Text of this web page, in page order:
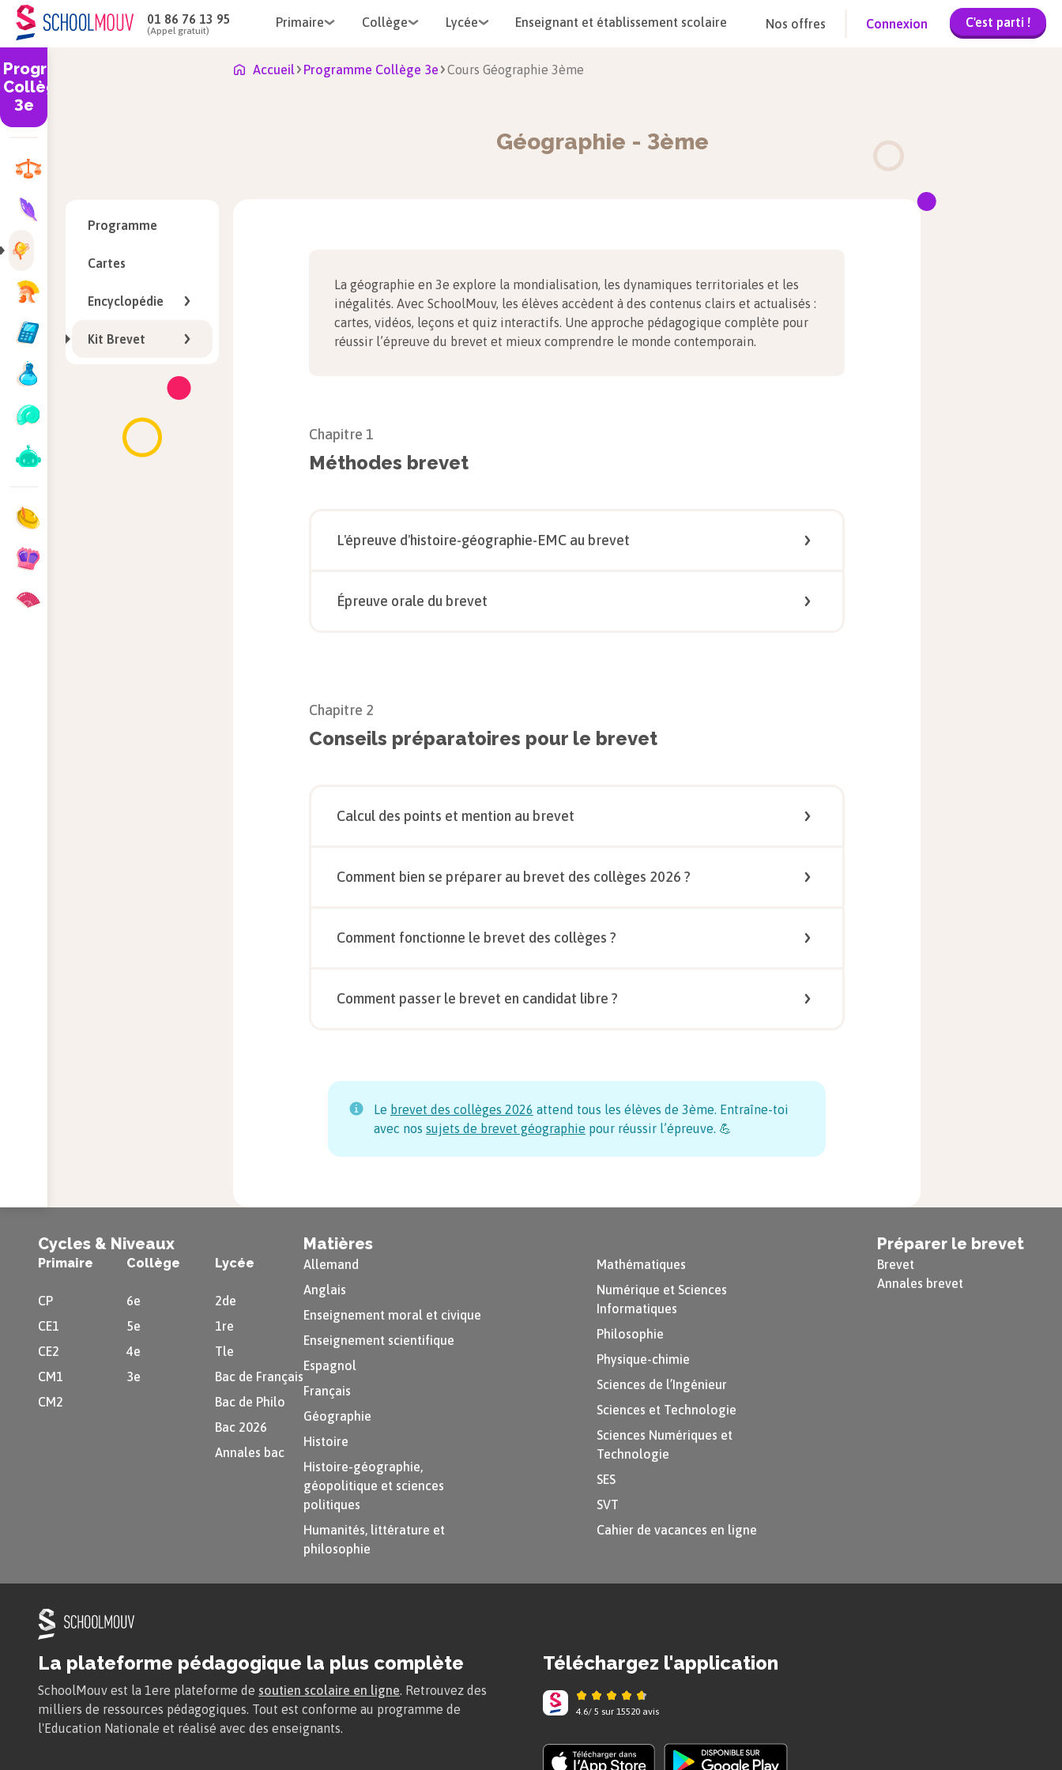
01 86 76 13 95
(Appel gratuit)
Primaire Collège Lycée Enseignant et établissement scolaire Nos offres Connexion C'est parti !
Programme
Collège
3e
Programme
Cartes
Encyclopédie
Kit Brevet
Accueil Programme Collège 3e Cours Géographie 3ème
Géographie - 3ème
La géographie en 3e explore la mondialisation, les dynamiques territoriales et les
inégalités. Avec SchoolMouv, les élèves accèdent à des contenus clairs et actualisés :
cartes, vidéos, leçons et quiz interactifs. Une approche pédagogique complète pour
réussir l’épreuve du brevet et mieux comprendre le monde contemporain.
Chapitre 1
Méthodes brevet
L'épreuve d'histoire-géographie-EMC au brevet
Épreuve orale du brevet
Chapitre 2
Conseils préparatoires pour le brevet
Calcul des points et mention au brevet
Comment bien se préparer au brevet des collèges 2026 ?
Comment fonctionne le brevet des collèges ?
Comment passer le brevet en candidat libre ?
Le brevet des collèges 2026 attend tous les élèves de 3ème. Entraîne-toi
avec nos sujets de brevet géographie pour réussir l’épreuve. 💪
Cycles & Niveaux
Primaire
CP
CE1
CE2
CM1
CM2
Collège
6e
5e
4e
3e
Lycée
2de
1re
Tle
Bac de Français
Bac de Philo
Bac 2026
Annales bac
Matières
Allemand
Anglais
Enseignement moral et civique
Enseignement scientifique
Espagnol
Français
Géographie
Histoire
Histoire-géographie,
géopolitique et sciences
politiques
Humanités, littérature et
philosophie
Mathématiques
Numérique et Sciences
Informatiques
Philosophie
Physique-chimie
Sciences de l’Ingénieur
Sciences et Technologie
Sciences Numériques et
Technologie
SES
SVT
Cahier de vacances en ligne
Préparer le brevet
Brevet
Annales brevet
La plateforme pédagogique la plus complète
SchoolMouv est la 1ere plateforme de soutien scolaire en ligne. Retrouvez des
milliers de ressources pédagogiques. Tout est conforme au programme de
l'Education Nationale et réalisé avec des enseignants.
Téléchargez l'application
4.6/ 5 sur 15520 avis